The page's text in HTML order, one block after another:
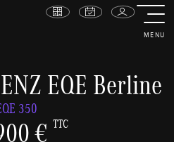
MENU
EQE Berline
350
€ TTC